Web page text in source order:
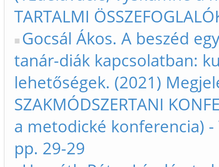
TARTALMI
Gocsál Ákos. A beszéd
tanár-diák kapcsolatban:
lehetőségek. (2021)
SZAKMÓDSZERTANI
a metodické konferencia) -
pp. 29-29